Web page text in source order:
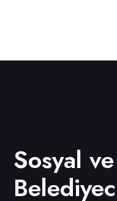
Sosyal